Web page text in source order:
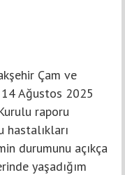
Çam ve
Ağustos 2025
raporu
hastalıkları
durumunu açıkça
yaşadığım